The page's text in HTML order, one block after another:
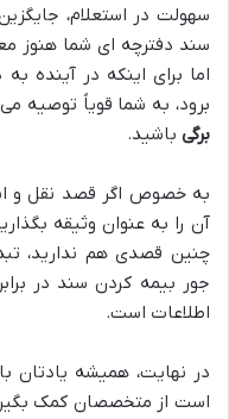
سهولت در استعلام،
سند دفترچه ای شما هنوز
اما برای اینکه در آینده
برود، به شما قویاً توصیه
برگی باشید.
به خصوص اگر قصد نقل و
آن را به عنوان وثیقه
چنین قصدی هم ندارید،
جور بیمه کردن سند در
اطلاعات است.
در نهایت، همیشه یادتان
است از متخصصان کمک